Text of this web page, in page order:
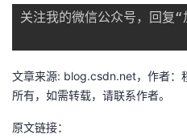
关注我的微信公众号，回复“
文章来源: blog.csdn.net，作者：
所有，如需转载，请联系作者。
原文链接：